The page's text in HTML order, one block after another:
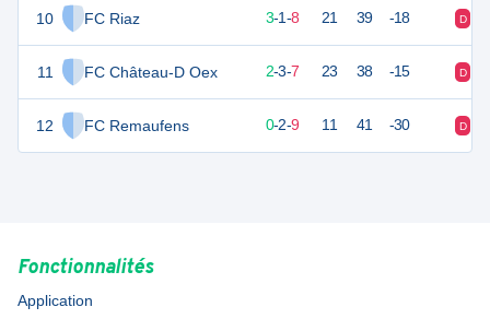
10 FC Riaz
11 FC Château-D Oex
12 FC Remaufens
3-1-8 21 39 -18 D
9 2-3-7 23 38 -15 D
0-2-9 11 41 -30 D
Fonctionnalités
Application